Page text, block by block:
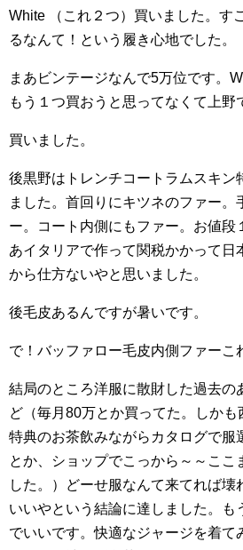
White （これ２つ）買いました。す
るなんて！という履き心地でした。
まあビンテージなんで5万位です。
もう１つ買おうと思ってなくて上野
買いました。
後黒野はトレンチコートラムスキン
ました。首回りにキツネのファー。
ー。コート内側にもファー。お値段
あイタリアで作って関税かかって日
から仕方ないやと思いました。
後毛皮あるんですが暑いです。
で！バッファロー毛皮内側ファーこ
結局のところ洋服に散財した過去の
ど（毎月80万とか買ってた。しかも
特典のお茶飲みながらカタログで服
とか、ショップでこっから～～ここ
した。）どーせ服なんて来てれば壊
いいやという結論に達しました。も
でいいです。快適なジャージを着て